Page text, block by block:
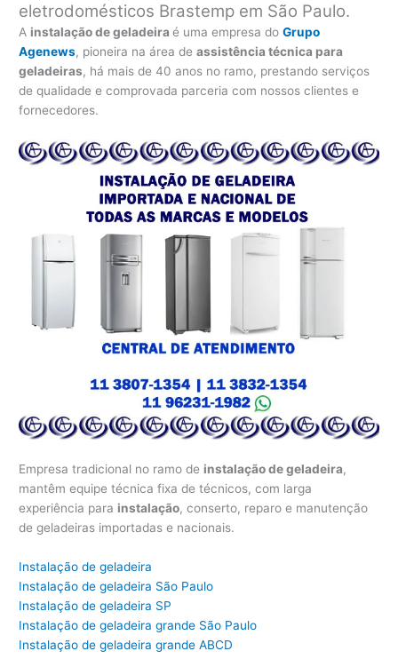
eletrodomésticos Brastemp em São Paulo.
A instalação de geladeiraé uma empresa doGrupo
Agenews, pioneira na área deassistência técnica para
geladeiras, há mais de 40 anos no ramo, prestando serviços
de qualidade e comprovada parceria com nossos clientes e
fornecedores.
Empresa tradicional no ramo de instalação de geladeira,
mantêm equipe técnica fixa de técnicos, com larga
experiência para instalação, conserto, reparo e manutenção
de geladeiras importadas e nacionais.
Instalação de geladeira
Instalação de geladeira São Paulo
Instalação de geladeira SP
Instalação de geladeira grande São Paulo
Instalação de geladeira grande ABCD